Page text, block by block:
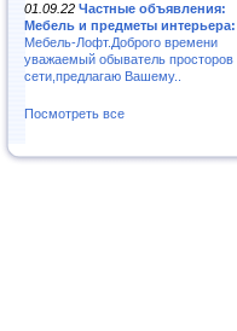
01.09.22 Частные объявления:
Мебель и предметы интерьера:
Мебель-Лофт.Доброго времени
уважаемый обыватель просторов
сети,предлагаю Вашему..
Посмотреть все